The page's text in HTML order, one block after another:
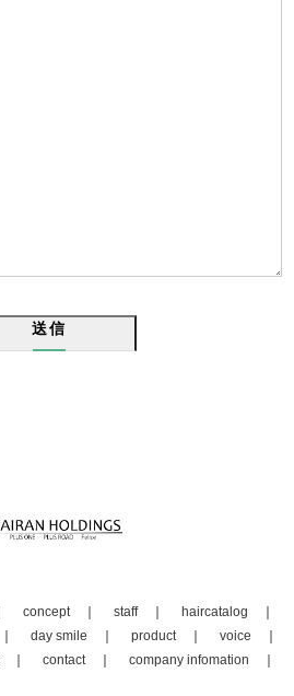
送信
concept staff
haircatalog
day smile product
voice
contact company infomation